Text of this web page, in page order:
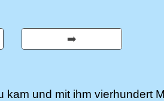
➡️
und mit ihm vierhundert